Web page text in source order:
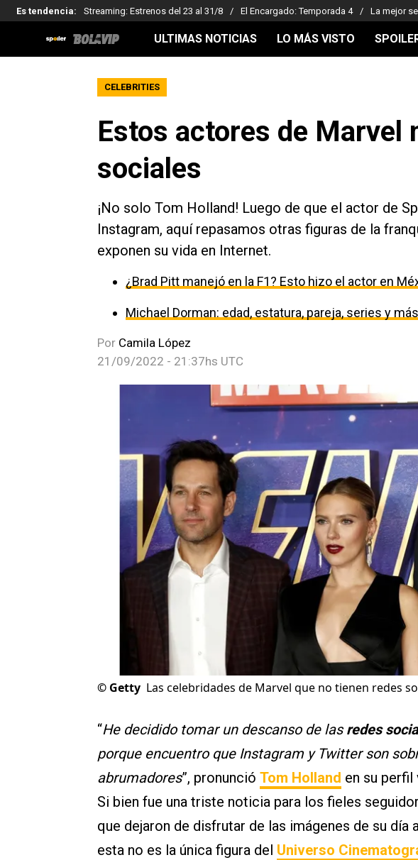
Es tendencia: Streaming: Estrenos del 23 al 31/8 El Encargado: Temporada 4 La mejor
ULTIMAS NOTICIAS LO MÁS VISTO
CELEBRITIES
Estos actores de Marvel
sociales
¡No solo Tom Holland! Luego de que el actor de
Instagram, aquí repasamos otras figuras de la
exponen su vida en Internet.
¿Brad Pitt manejó en la F1? Esto hizo el actor en
Michael Dorman: edad, estatura, pareja, series y
Por Camila López
21/09/2022 - 21:37hs UTC
© Getty Las celebridades de Marvel que no tienen redes
“He decidido tomar un descanso de lasredes
porque encuentro que Instagram y Twitter son
abrumadores”, pronunció Tom Holland en su perfil
Si bien fue una triste noticia para los fieles
que dejaron de disfrutar de las imágenes de su día
esta no es la única figura del Universo